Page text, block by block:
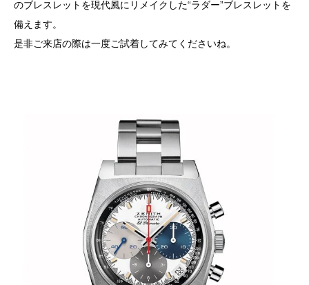
のブレスレットを現代風にリメイクした“ラダー”ブレスレットを
備えます。
是非ご来店の際は一度ご試着してみてくださいね。